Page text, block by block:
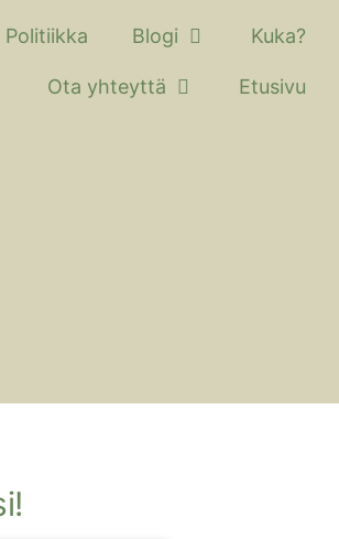
Politiikka Blogi Kuka?
Ota yhteyttä Etusivu